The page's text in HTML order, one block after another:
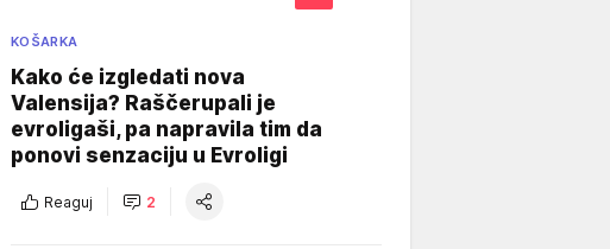
KOŠARKA
Kako će izgledati nova
Valensija? Raščerupali je
evroligaši, pa napravila tim da
ponovi senzaciju u Evroligi
Reaguj 2